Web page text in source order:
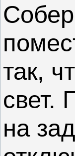
так,
свет.
на